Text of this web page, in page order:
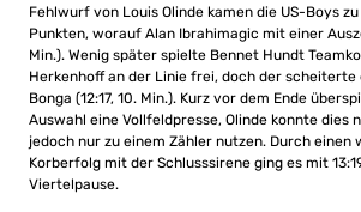
Fehlwurf von Louis Olinde kamen die US-Boys
Punkten, worauf Alan Ibrahimagic mit einer
Min.). Wenig später spielte Bennet Hundt
Herkenhoff an der Linie frei, doch der scheiterte
Bonga (12:17, 10. Min.). Kurz vor dem Ende
Auswahl eine Vollfeldpresse, Olinde konnte dies
jedoch nur zu einem Zähler nutzen. Durch einen
Korberfolg mit der Schlusssirene ging es mit
Viertelpause.